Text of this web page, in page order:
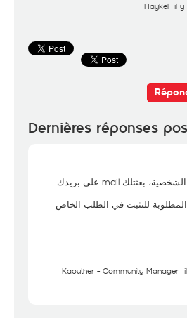
Haykel il y
Dernières réponses
لضمان سرية معطياتك الشخصية، بعثتلك mail على بريدك
المطلوبة للتثبت في الطلب الخاص
Kaouther - Community Manager